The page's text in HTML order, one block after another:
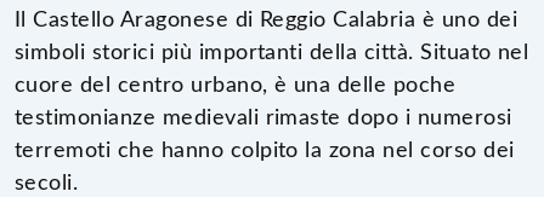
Il Castello Aragonese di Reggio Calabria è uno dei
simboli storici più importanti della città. Situato nel
cuore del centro urbano, è una delle poche
testimonianze medievali rimaste dopo i numerosi
terremoti che hanno colpito la zona nel corso dei
secoli.